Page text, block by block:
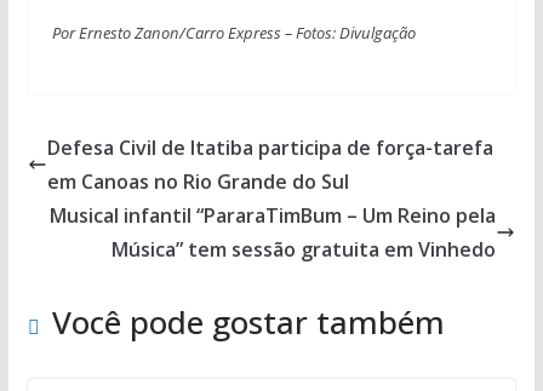
Por Ernesto Zanon/Carro Express – Fotos: Divulgação
Defesa Civil de Itatiba participa de força-tarefa
em Canoas no Rio Grande do Sul
Musical infantil “PararaTimBum – Um Reino pela
Música” tem sessão gratuita em Vinhedo
Você pode gostar também